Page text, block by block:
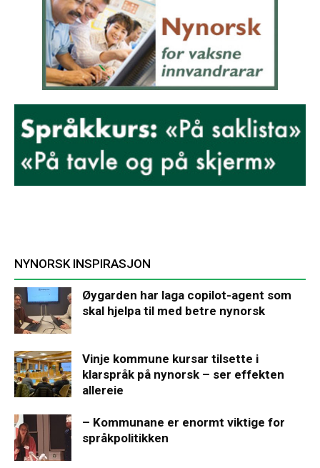
NYNORSK INSPIRASJON
Øygarden har laga copilot-agent som
skal hjelpa til med betre nynorsk
Vinje kommune kursar tilsette i
klarspråk på nynorsk – ser effekten
allereie
– Kommunane er enormt viktige for
språkpolitikken